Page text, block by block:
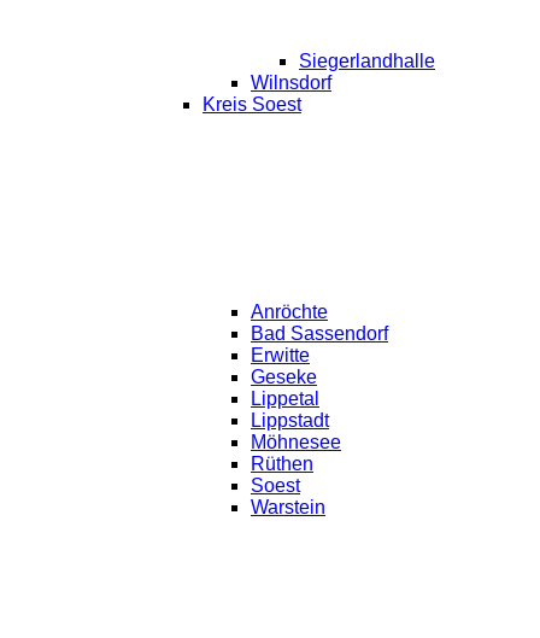
Siegerlandhalle
Wilnsdorf
Kreis Soest
Anröchte
Bad Sassendorf
Erwitte
Geseke
Lippetal
Lippstadt
Möhnesee
Rüthen
Soest
Warstein